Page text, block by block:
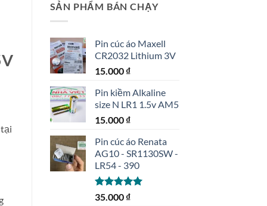
SẢN PHẨM BÁN CHẠY
Pin cúc áo Maxell
CR2032 Lithium 3V
15.000 ₫
Pin kiềm Alkaline
size N LR1 1.5v AM5
15.000 ₫
Pin cúc áo Renata
AG10 - SR1130SW -
LR54 - 390
Được xếp
35.000 ₫